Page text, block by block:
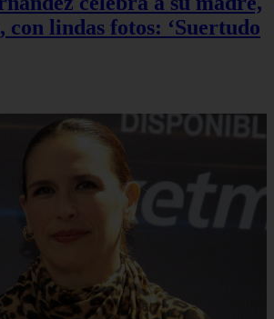
con lindas fotos: ‘Suertudo